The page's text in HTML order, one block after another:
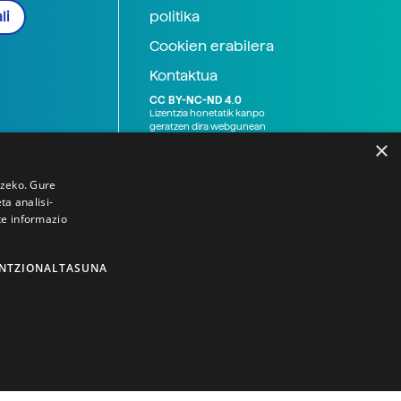
politika
Cookien erabilera
Kontaktua
CC BY-NC-ND 4.0
Lizentzia honetatik kanpo
geratzen dira webgunean
×
Gure
analisi-
informazio